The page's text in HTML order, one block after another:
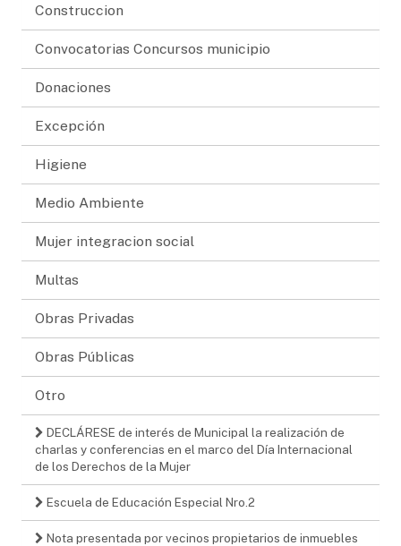
Construccion
Convocatorias Concursos municipio
Donaciones
Excepción
Higiene
Medio Ambiente
Mujer integracion social
Multas
Obras Privadas
Obras Públicas
Otro
DECLÁRESE de interés de Municipal la realización de
charlas y conferencias en el marco del Día Internacional
de los Derechos de la Mujer
Escuela de Educación Especial Nro.2
Nota presentada por vecinos propietarios de inmuebles